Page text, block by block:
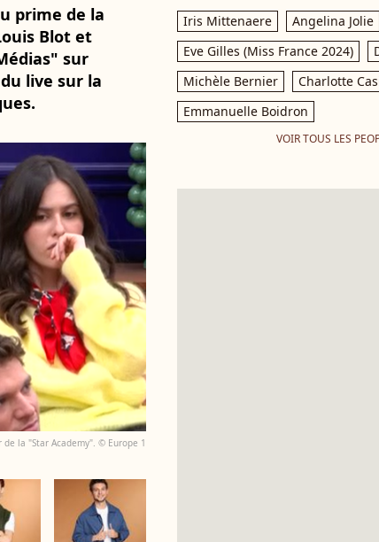
prime de la
Blot et
sur
live sur la
la "Star Academy". © Europe 1
Iris Mittenaere
Angelina Jolie
Eve Gilles (Miss France 2024)
Michèle Bernier
Charlotte
Emmanuelle Boidron
VOIR TOUS LES